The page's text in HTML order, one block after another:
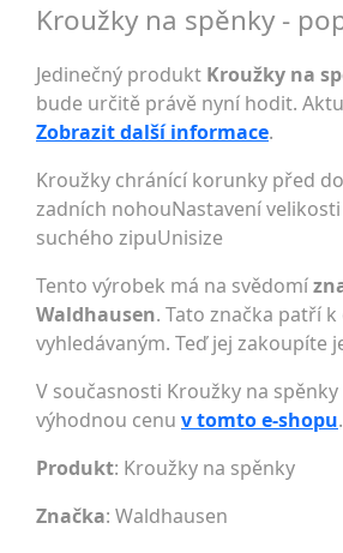
Kroužky na spěnky -
Jedinečný produkt Kroužky na
bude určitě právě nyní hodit.
Zobrazit další informace.
Kroužky chránící korunky před
zadních nohouNastavení
suchého zipuUnisize
Tento výrobek má na svědomí
Waldhausen. Tato značka patří
vyhledávaným. Teď jej zakoupíte
V současnosti Kroužky na
výhodnou cenu v tomto e-shopu.
Produkt: Kroužky na spěnky
Značka: Waldhausen